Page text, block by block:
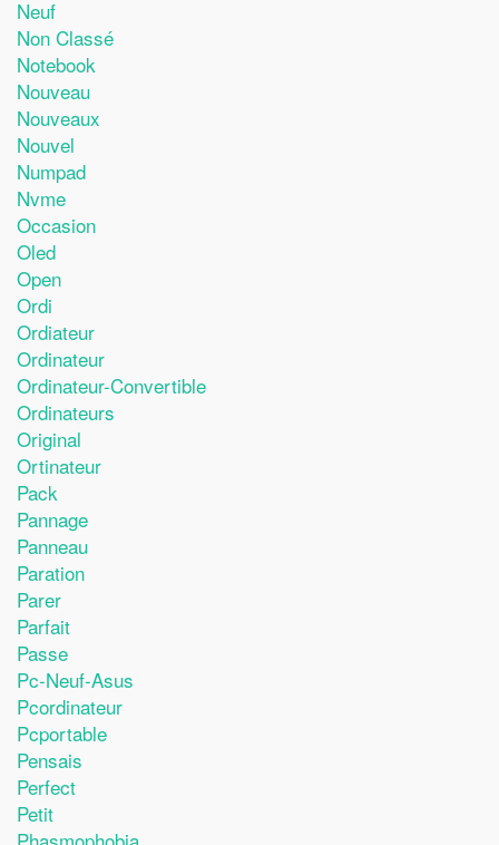
Neuf
Non Classé
Notebook
Nouveau
Nouveaux
Nouvel
Numpad
Nvme
Occasion
Oled
Open
Ordi
Ordiateur
Ordinateur
Ordinateur-Convertible
Ordinateurs
Original
Ortinateur
Pack
Pannage
Panneau
Paration
Parer
Parfait
Passe
Pc-Neuf-Asus
Pcordinateur
Pcportable
Pensais
Perfect
Petit